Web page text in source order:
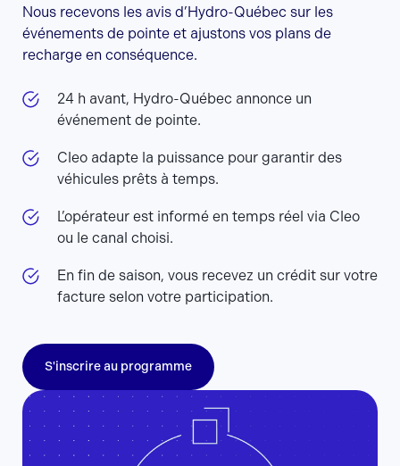
Nous recevons les avis d’Hydro-Québec sur les
événements de pointe et ajustons vos plans de
recharge en conséquence.
24 h avant, Hydro-Québec annonce un
événement de pointe.
Cleo adapte la puissance pour garantir des
véhicules prêts à temps.
L’opérateur est informé en temps réel via Cleo
ou le canal choisi.
En fin de saison, vous recevez un crédit sur votre
facture selon votre participation.
S'inscrire au programme